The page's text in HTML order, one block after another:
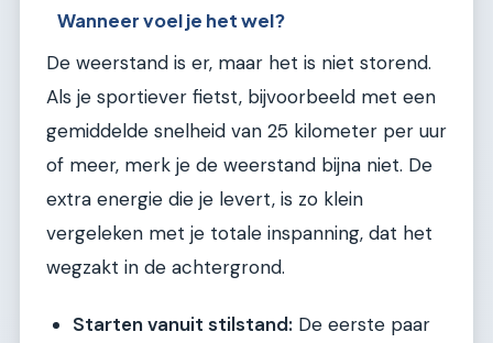
Wanneer voel je het wel?
De weerstand is er, maar het is niet storend.
Als je sportiever fietst, bijvoorbeeld met een
gemiddelde snelheid van 25 kilometer per uur
of meer, merk je de weerstand bijna niet. De
extra energie die je levert, is zo klein
vergeleken met je totale inspanning, dat het
wegzakt in de achtergrond.
Starten vanuit stilstand: De eerste paar